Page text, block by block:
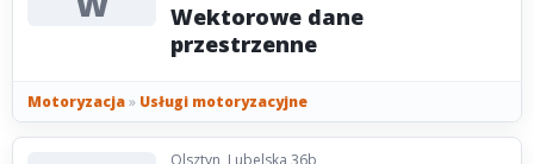
Wektorowe dane
przestrzenne
Motoryzacja» Usługi motoryzacyjne
Olsztyn, Lubelska 36b